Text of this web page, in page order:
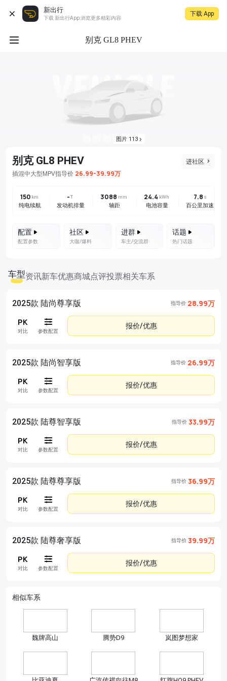
新出行
下载 新出行App 浏览更多精彩内容
下载 App
别克 GL8 PHEV
图片 113
进社区
别克 GL8 PHEV
插混中大型MPV指导价 26.99-39.99万
150 km
纯电续航
-T
发动机排量
3088 mm
轴距
24.4 kWh
电池容量
7.8 s
百公里加速
配置
配置参数
社区
大咖/爆料
进群
车主/交流群
话题
热门话题
车型资讯新车优惠商城点评投票相关车系
2025款 陆尚尊享版 指导价 28.99万
对比 参数配置
报价/优惠
2025款 陆尚智享版 指导价 26.99万
对比 参数配置
报价/优惠
2025款 陆尊智享版 指导价 33.99万
对比 参数配置
报价/优惠
2025款 陆尊尊享版 指导价 36.99万
对比 参数配置
报价/优惠
2025款 陆尊奢享版 指导价 39.99万
对比 参数配置
报价/优惠
相似车系
魏牌高山 腾势D9 岚图梦想家